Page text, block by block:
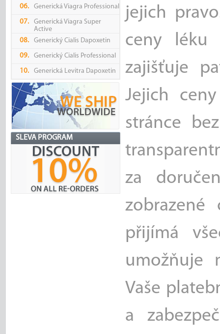
06.
Generická Viagra Professional
07.
Generická Viagra Super
Active
08.
Generický Cialis Dapoxetin
09. Generický Cialis Professional
10. Generická Levitra Dapoxetin
SLEVA PROGRAM
jejich
ceny léku
zajišťuje
Jejich
stránce
za
přijímá
umožňuje
Vaše
a